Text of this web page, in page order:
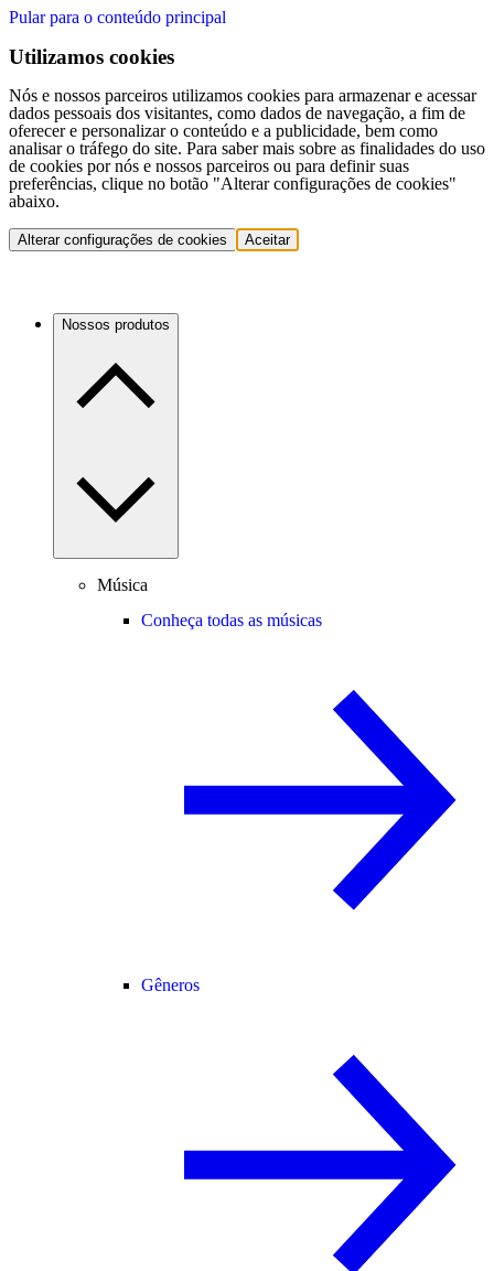
Pular para o conteúdo principal
Utilizamos cookies
Nós e nossos parceiros utilizamos cookies para armazenar e acessar
dados pessoais dos visitantes, como dados de navegação, a fim de
oferecer e personalizar o conteúdo e a publicidade, bem como
analisar o tráfego do site. Para saber mais sobre as finalidades do uso
de cookies por nós e nossos parceiros ou para definir suas
preferências, clique no botão "Alterar configurações de cookies"
abaixo.
Alterar configurações de cookies Aceitar
Nossos produtos
Música
Conheça todas as músicas
Gêneros